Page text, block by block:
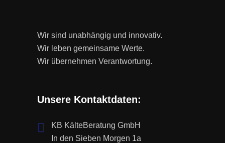
Wir sind unabhängig und innovativ.
Wir leben gemeinsame Werte.
Wir übernehmen Verantwortung.
Unsere Kontaktdaten:
KB KälteBeratung GmbH
In den Sieben Morgen 1a